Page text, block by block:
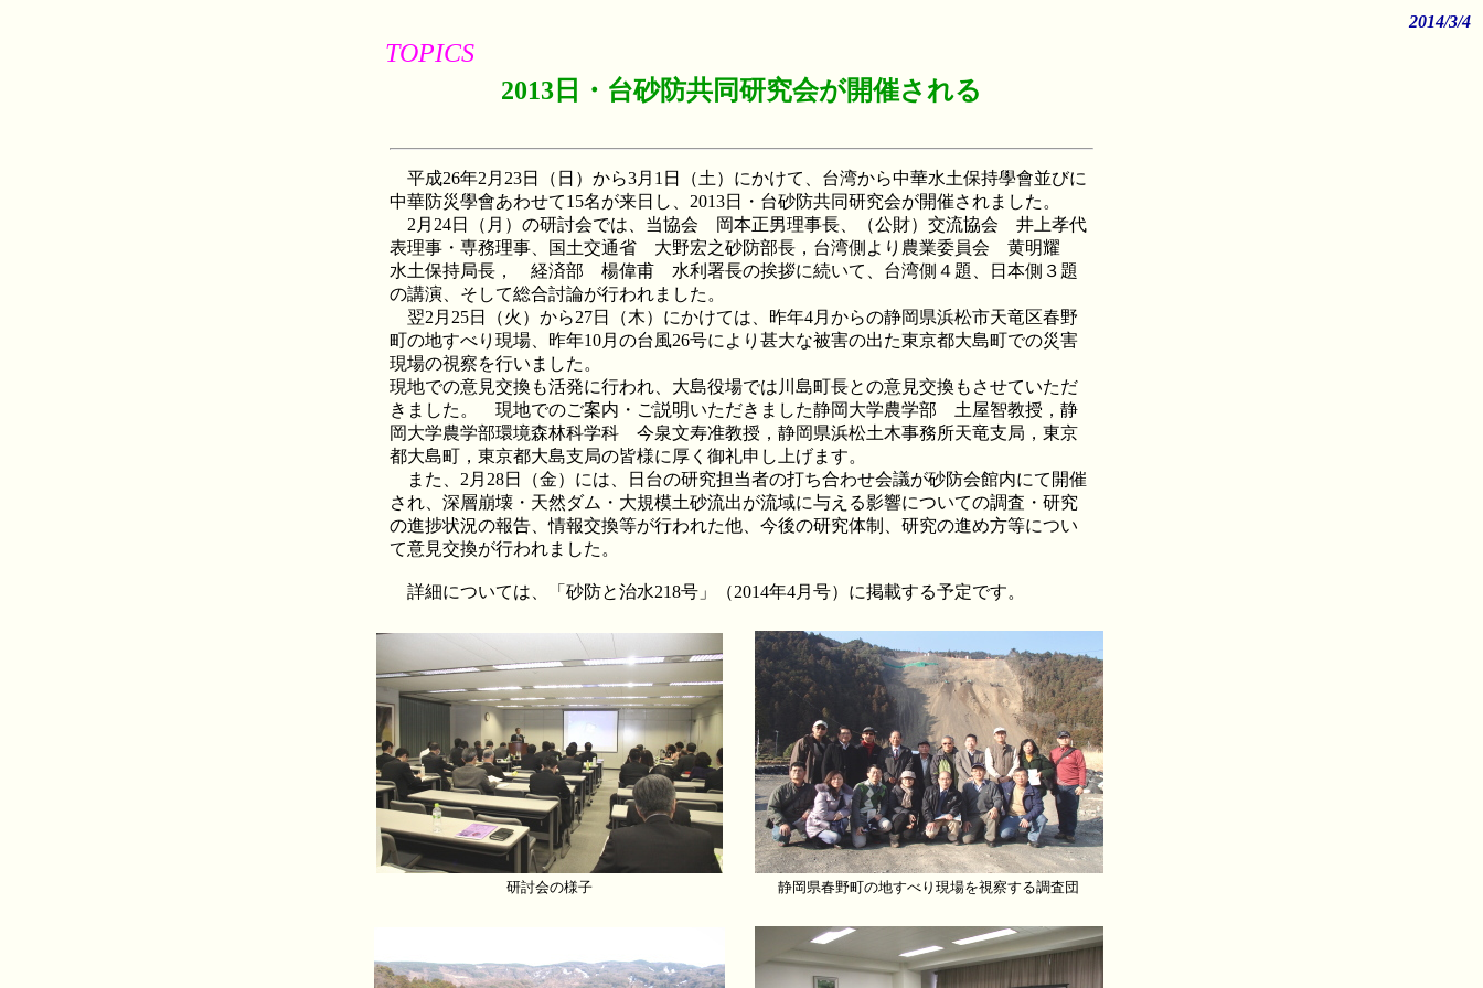
2014/3/4
TOPICS
2013日・台砂防共同研究会が開催される
平成26年2月23日（日）から3月1日（土）にかけて、台湾から中華水土保持學會並びに
中華防災學會あわせて15名が来日し、2013日・台砂防共同研究会が開催されました。
2月24日（月）の研討会では、当協会 岡本正男理事長、（公財）交流協会 井上孝代
表理事・専務理事、国土交通省 大野宏之砂防部長，台湾側より農業委員会 黄明耀
水土保持局長， 経済部 楊偉甫 水利署長の挨拶に続いて、台湾側４題、日本側３題
の講演、そして総合討論が行われました。
翌2月25日（火）から27日（木）にかけては、昨年4月からの静岡県浜松市天竜区春野
町の地すべり現場、昨年10月の台風26号により甚大な被害の出た東京都大島町での災害
現場の視察を行いました。
現地での意見交換も活発に行われ、大島役場では川島町長との意見交換もさせていただ
きました。 現地でのご案内・ご説明いただきました静岡大学農学部 土屋智教授，静
岡大学農学部環境森林科学科 今泉文寿准教授，静岡県浜松土木事務所天竜支局，東京
都大島町，東京都大島支局の皆様に厚く御礼申し上げます。
また、2月28日（金）には、日台の研究担当者の打ち合わせ会議が砂防会館内にて開催
され、深層崩壊・天然ダム・大規模土砂流出が流域に与える影響についての調査・研究
の進捗状況の報告、情報交換等が行われた他、今後の研究体制、研究の進め方等につい
て意見交換が行われました。
詳細については、「砂防と治水218号」（2014年4月号）に掲載する予定です。
研討会の様子 静岡県春野町の地すべり現場を視察する調査団